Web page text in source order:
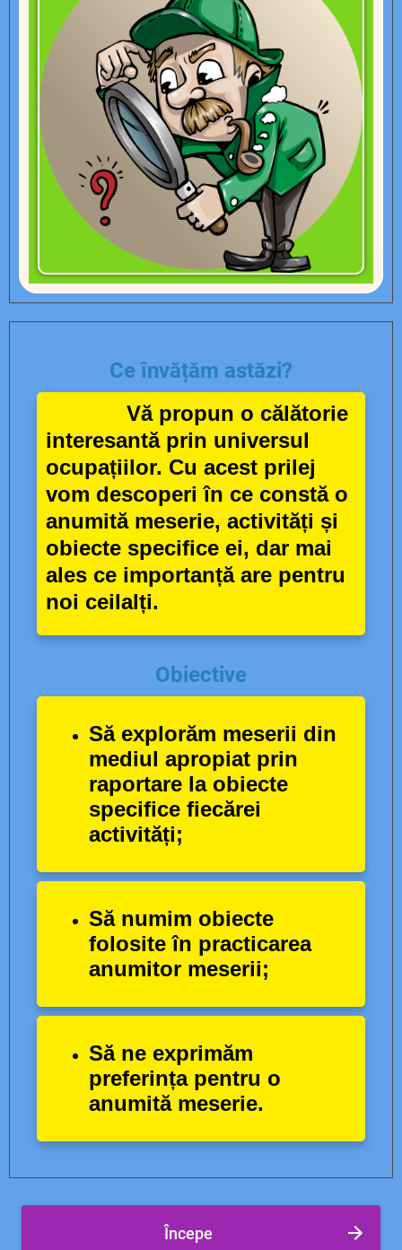
Ce învățăm astăzi?
Vă propun o călătorie
interesantă prin universul
ocupațiilor. Cu acest prilej
vom descoperi în ce constă o
anumită meserie, activități și
obiecte specifice ei, dar mai
ales ce importanță are pentru
noi ceilalți.
Obiective
Să explorăm meserii din
mediul apropiat prin
raportare la obiecte
specifice fiecărei
activități;
Să numim obiecte
folosite în practicarea
anumitor meserii;
Să ne exprimăm
preferința pentru o
anumită meserie.
Începe